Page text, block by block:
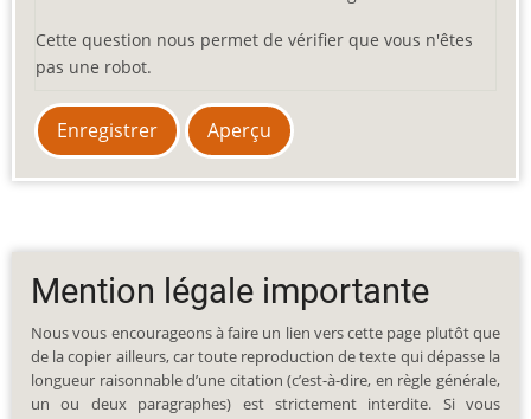
Cette question nous permet de vérifier que vous n'êtes
pas une robot.
Mention légale importante
Nous vous encourageons à faire un lien vers cette page plutôt que
de la copier ailleurs, car toute reproduction de texte qui dépasse la
longueur raisonnable d’une citation (c’est-à-dire, en règle générale,
un ou deux paragraphes) est strictement interdite. Si vous